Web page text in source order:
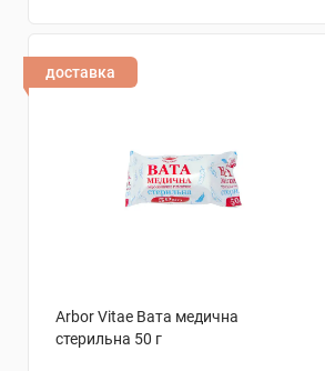
доставка
Arbor Vitae Вата медична
стерильна 50 г